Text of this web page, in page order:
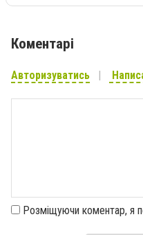
Коментарі
Авторизуватись
Розміщуючи коментар, я